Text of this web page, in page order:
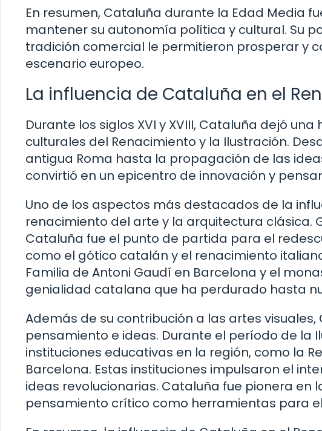
En resumen, Cataluña durante la Edad Media
mantener su autonomía política y cultural. Su
tradición comercial le permitieron prosperar y
escenario europeo.
La influencia de Cataluña en el
Durante los siglos XVI y XVIII, Cataluña dejó
culturales del Renacimiento y la Ilustración.
antigua Roma hasta la propagación de las
convirtió en un epicentro de innovación y
Uno de los aspectos más destacados de la
renacimiento del arte y la arquitectura clásica.
Cataluña fue el punto de partida para el
como el gótico catalán y el renacimiento
Familia de Antoni Gaudí en Barcelona y el
genialidad catalana que ha perdurado hasta
Además de su contribución a las artes
pensamiento e ideas. Durante el período de la
instituciones educativas en la región, como la
Barcelona. Estas instituciones impulsaron el
ideas revolucionarias. Cataluña fue pionera en
pensamiento crítico como herramientas para